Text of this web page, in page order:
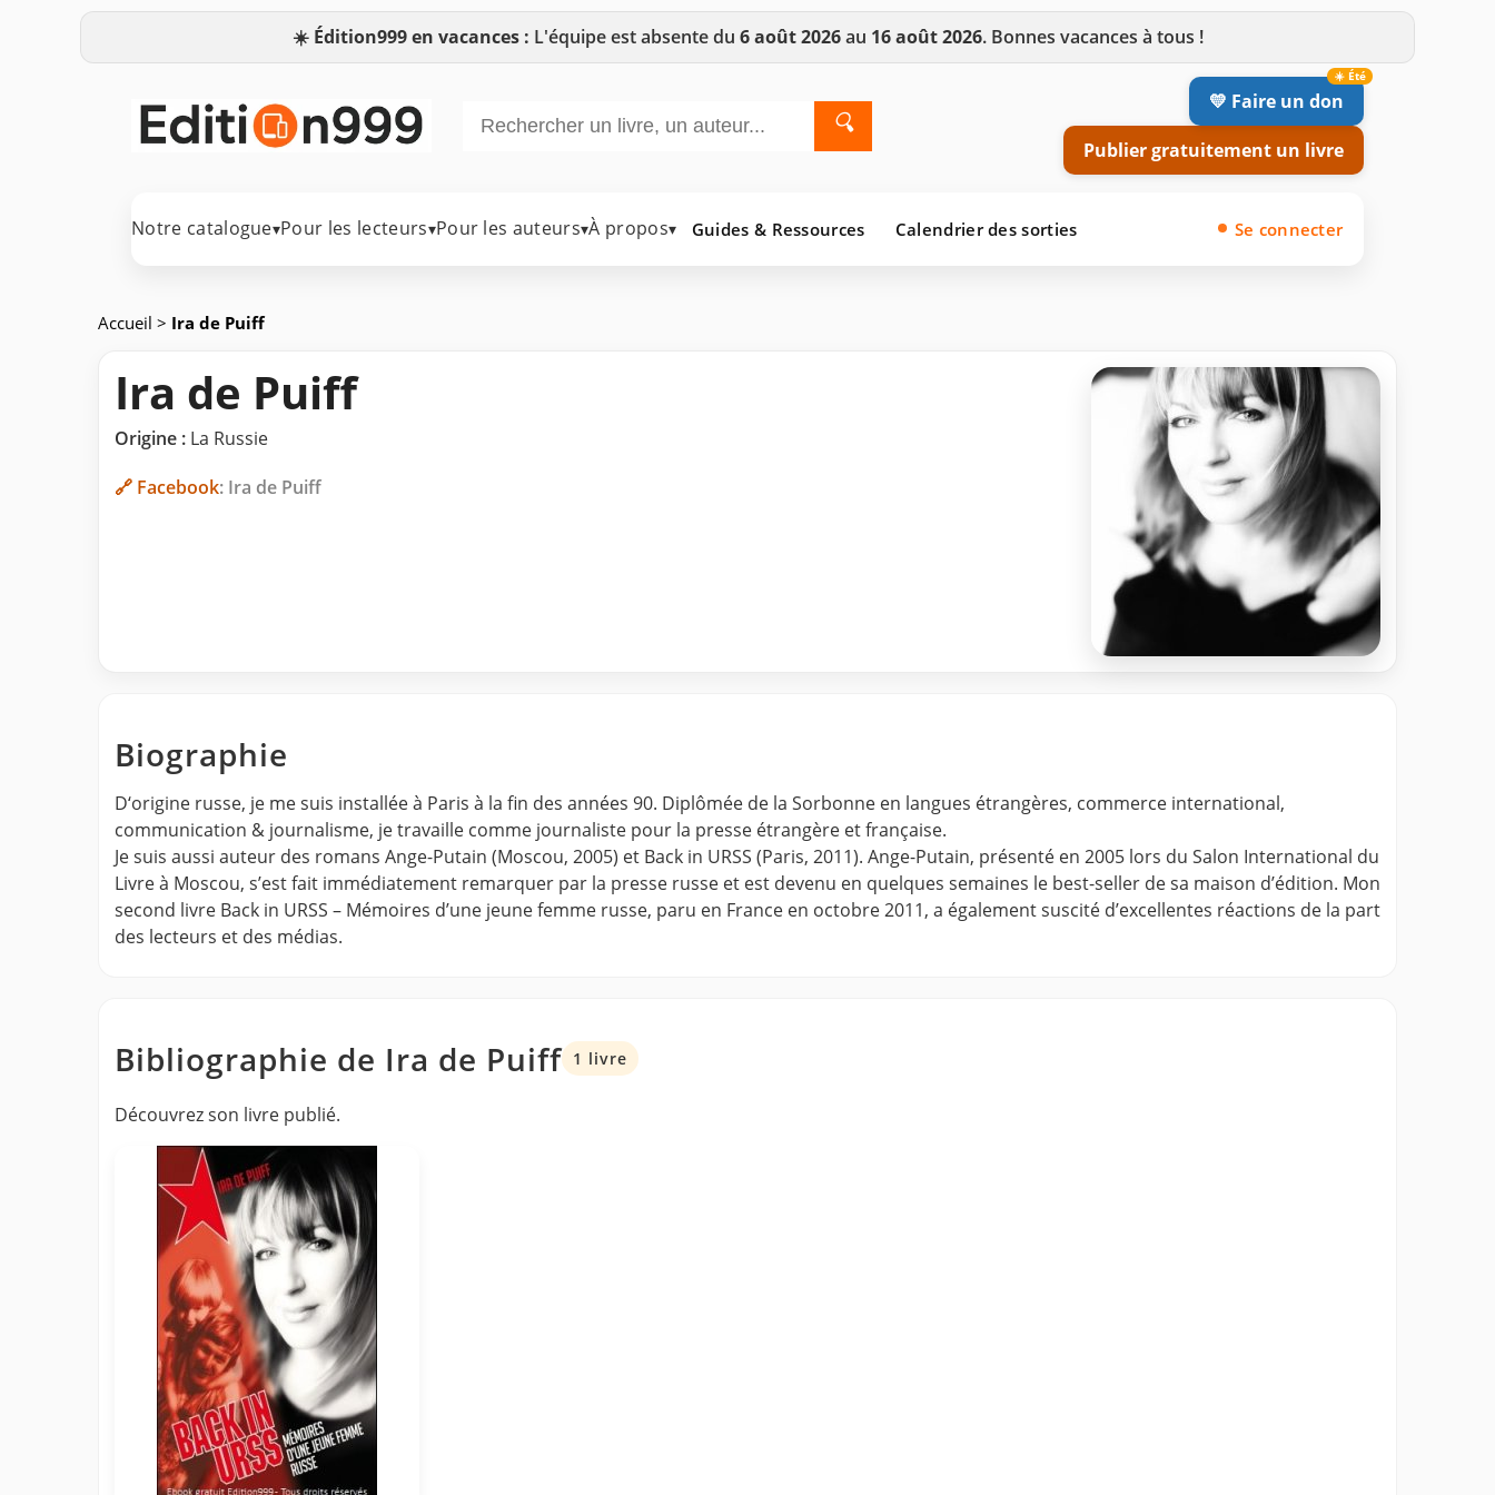
☀️ Édition999 en vacances : L'équipe est absente du 6 août 2026au 16 août 2026. Bonnes vacances à tous !
🔍
💛 Faire un don
Publier gratuitement un livre
Notre catalogue▾Pour les lecteurs▾Pour les auteurs▾À propos▾ Guides & Ressources Calendrier des sorties Se connecter
Accueil > Ira de Puiff
Ira de Puiff
Origine : La Russie
🔗 Facebook: Ira de Puiff
Biographie
D‘origine russe, je me suis installée à Paris à la fin des années 90. Diplômée de la Sorbonne en langues étrangères, commerce international,
communication & journalisme, je travaille comme journaliste pour la presse étrangère et française.
Je suis aussi auteur des romans Ange-Putain (Moscou, 2005) et Back in URSS (Paris, 2011). Ange-Putain, présenté en 2005 lors du Salon International du
Livre à Moscou, s’est fait immédiatement remarquer par la presse russe et est devenu en quelques semaines le best-seller de sa maison d’édition. Mon
second livre Back in URSS – Mémoires d’une jeune femme russe, paru en France en octobre 2011, a également suscité d’excellentes réactions de la part
des lecteurs et des médias.
Bibliographie de Ira de Puiff 1 livre
Découvrez son livre publié.